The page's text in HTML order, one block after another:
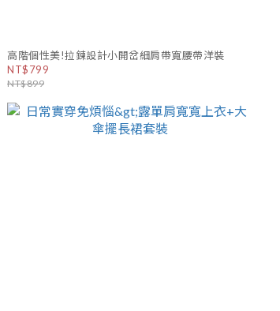
高階個性美!拉鍊設計小開岔細肩帶寬腰帶洋裝
NT$799
NT$899